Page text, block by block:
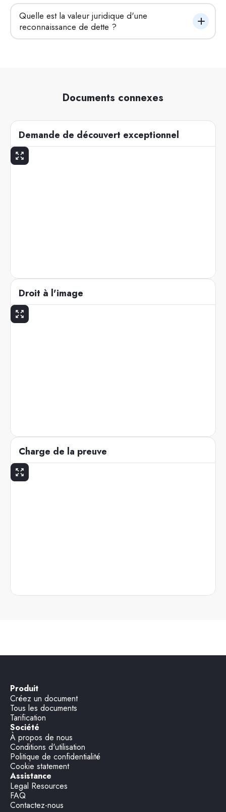
Quelle est la valeur juridique d'une
reconnaissance de dette ?
Documents connexes
Demande de découvert exceptionnel
Droit à l'image
Charge de la preuve
Produit
Créez un document
Tous les documents
Tarification
Société
À propos de nous
Conditions d'utilisation
Politique de confidentialité
Cookie statement
Assistance
Legal Resources
FAQ
Contactez-nous